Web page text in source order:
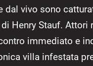
vivo sono
Henry Stauf. Attori
immediato e
villa infestata